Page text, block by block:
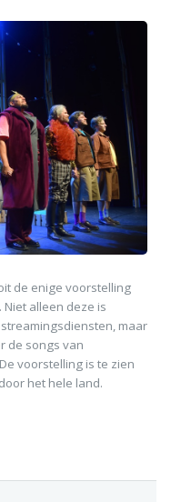
de enige voorstelling
alleen deze is
maar
de songs van
voorstelling is te zien
het hele land.